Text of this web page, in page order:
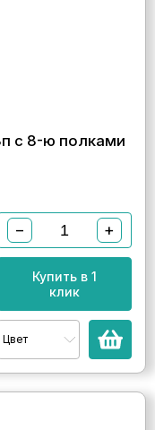
с 8-ю полками
− +
Купить в 1
клик
Цвет